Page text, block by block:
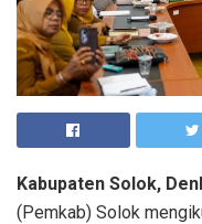
Kabupaten Solok,
(Pemkab) Solok